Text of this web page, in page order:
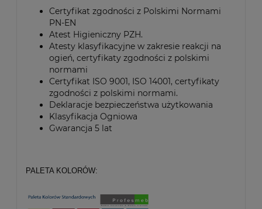
Certyfikat zgodności z Polskimi Normami
PN-EN
Atest Higieniczny PZH.
Atesty klasyfikacyjne w zakresie reakcji na
ogień, certyfikaty zgodności z polskimi
normami
Certyfikat ISO 9001, ISO 14001, certyfikaty
zgodności z polskimi normami.
Deklaracje bezpieczeństwa użytkowania
Klasyfikacja Ogniowa
Gwarancja 5 lat
PALETA KOLORÓW: